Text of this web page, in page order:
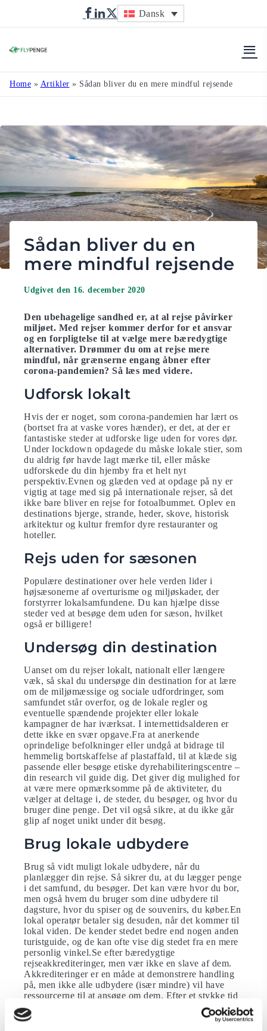
Dansk
Home » Artikler » Sådan bliver du en mere mindful rejsende
Sådan bliver du en
mere mindful rejsende
Udgivet den 16. december 2020
Den ubehagelige sandhed er, at al rejse påvirker
miljøet. Med rejser kommer derfor for et ansvar
og en forpligtelse til at vælge mere bæredygtige
alternativer. Drømmer du om at rejse mere
mindful, når grænserne engang åbner efter
corona-pandemien? Så læs med videre.
Udforsk lokalt
Hvis der er noget, som corona-pandemien har lært os
(bortset fra at vaske vores hænder), er det, at der er
fantastiske steder at udforske lige uden for vores dør.
Under lockdown opdagede du måske lokale stier, som
du aldrig før havde lagt mærke til, eller måske
udforskede du din hjemby fra et helt nyt
perspektiv.Evnen og glæden ved at opdage på ny er
vigtig at tage med sig på internationale rejser, så det
ikke bare bliver en rejse for fotoalbummet. Oplev en
destinations bjerge, strande, heder, skove, historisk
arkitektur og kultur fremfor dyre restauranter og
hoteller.
Rejs uden for sæsonen
Populære destinationer over hele verden lider i
højsæsonerne af overturisme og miljøskader, der
forstyrrer lokalsamfundene. Du kan hjælpe disse
steder ved at besøge dem uden for sæson, hvilket
også er billigere!
Undersøg din destination
Uanset om du rejser lokalt, nationalt eller længere
væk, så skal du undersøge din destination for at lære
om de miljømæssige og sociale udfordringer, som
samfundet står overfor, og de lokale regler og
eventuelle spændende projekter eller lokale
kampagner de har iværksat. I internettidsalderen er
dette ikke en svær opgave.Fra at anerkende
oprindelige befolkninger eller undgå at bidrage til
hemmelig bortskaffelse af plastaffald, til at klæde sig
passende eller besøge etiske dyrehabiliteringscentre –
din research vil guide dig. Det giver dig mulighed for
at være mere opmærksomme på de aktiviteter, du
vælger at deltage i, de steder, du besøger, og hvor du
bruger dine penge. Det vil også sikre, at du ikke går
glip af noget unikt under dit besøg.
Brug lokale udbydere
Brug så vidt muligt lokale udbydere, når du
planlægger din rejse. Så sikrer du, at du lægger penge
i det samfund, du besøger. Det kan være hvor du bor,
men også hvem du bruger som dine udbydere til
dagsture, hvor du spiser og de souvenirs, du køber.En
lokal operatør betaler sig desuden, når det kommer til
lokal viden. De kender stedet bedre end nogen anden
turistguide, og de kan ofte vise dig stedet fra en mere
personlig vinkel.Se efter bæredygtige
rejseakkrediteringer, men vær ikke en slave af dem.
Akkrediteringer er en måde at demonstrere handling
på, men ikke alle udbydere (især mindre) vil have
ressourcerne til at ansøge om dem. Efter et stykke tid
får du en fornemmelse for, hvad du kan forvente af en
udbyder.